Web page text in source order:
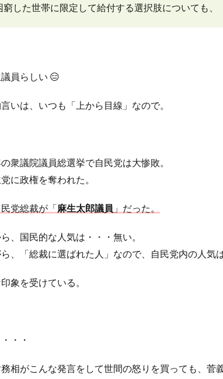
窮した世帯に限定して給付する選択肢についても、
員らしい 😑
いは、いつも「上から目線」なので。
衆議院議員総選挙で自民党は大惨敗。
に政権を奪われた。
党総裁が「麻生太郎議員 」だった。
、国民的な人気は・・・無い。
、「総裁に選ばれた人」なので、自民党内の人気は
象を受けている。
・・
相がこんな発言をして世間の怒りを買っても、菅